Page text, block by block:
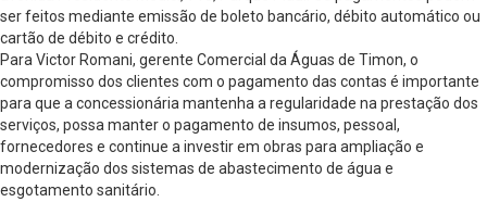
ser feitos mediante emissão de boleto bancário, débito automático ou
cartão de débito e crédito.
Para Victor Romani, gerente Comercial da Águas de Timon, o
compromisso dos clientes com o pagamento das contas é importante
para que a concessionária mantenha a regularidade na prestação dos
serviços, possa manter o pagamento de insumos, pessoal,
fornecedores e continue a investir em obras para ampliação e
modernização dos sistemas de abastecimento de água e
esgotamento sanitário.